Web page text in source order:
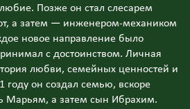
Позже он стал слесарем
а затем — инженером-механиком
новое направление было
с достоинством. Личная
любви, семейных ценностей и
году он создал семью, вскоре
Марьям, а затем сын Ибрахим.